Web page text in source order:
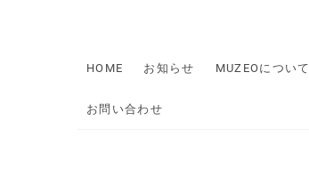
HOME お知らせ MUZEOについて
お問い合わせ